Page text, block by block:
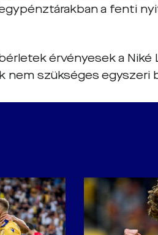
a fenti
érvényesek a
nem szükséges egyszeri